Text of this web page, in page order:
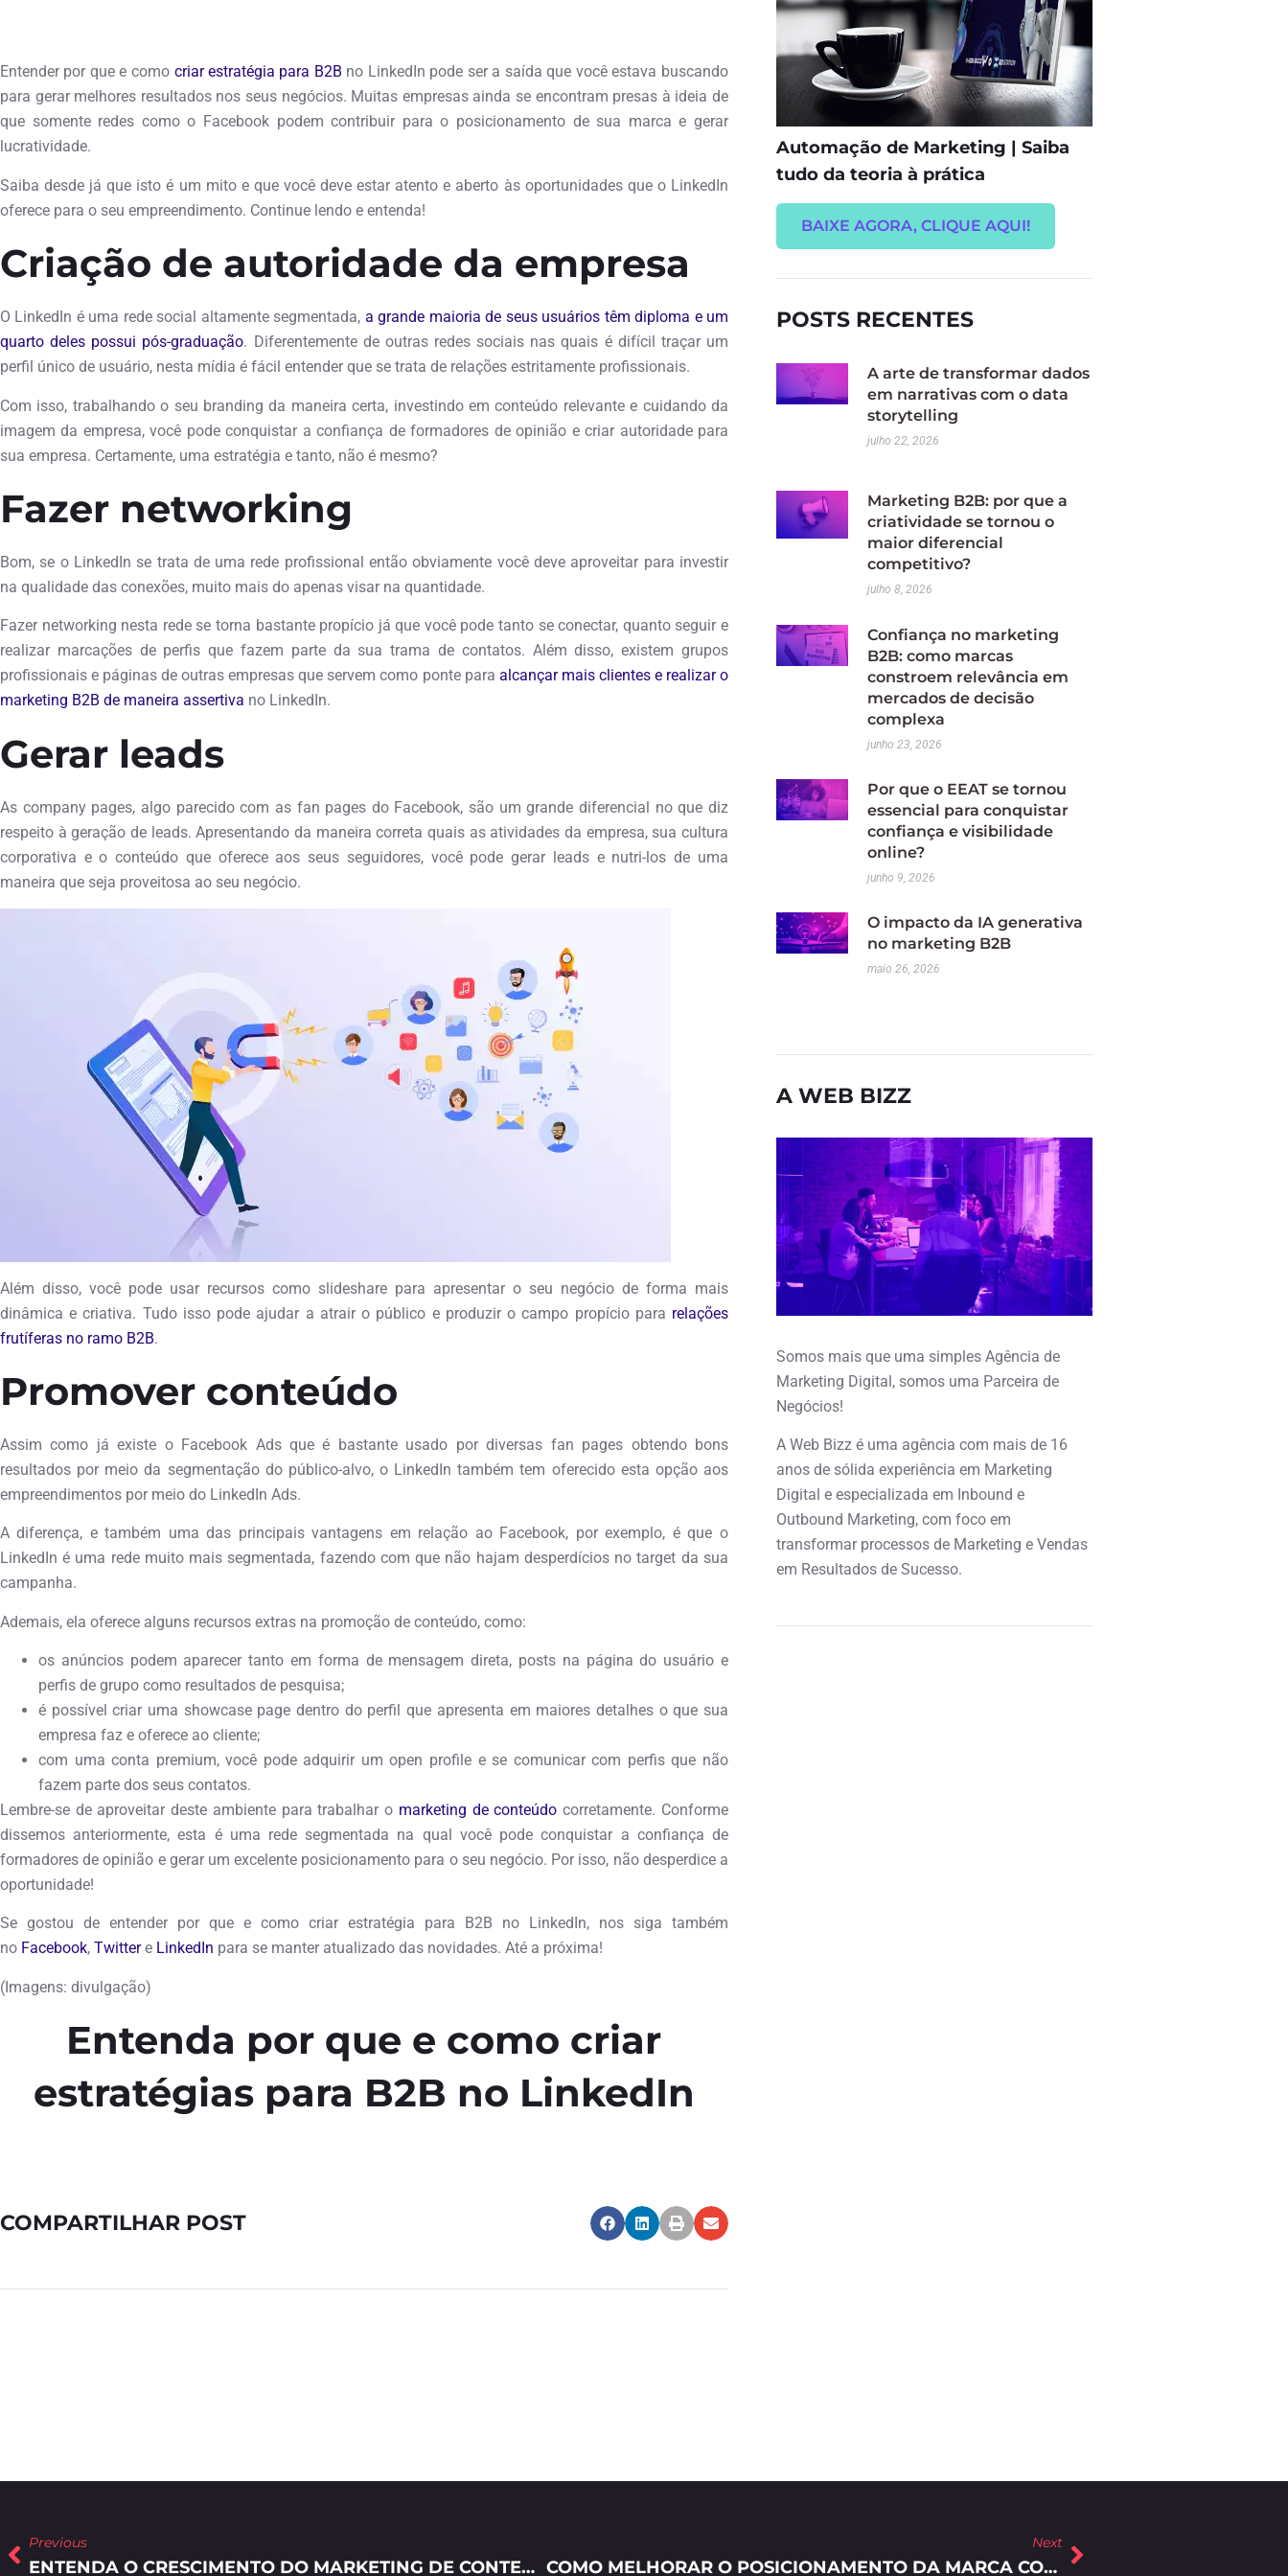
Entender por que e como criar estratégia para B2B no LinkedIn pode ser a saída que você estava buscando
para gerar melhores resultados nos seus negócios. Muitas empresas ainda se encontram presas à ideia de
que somente redes como o Facebook podem contribuir para o posicionamento de sua marca e gerar
lucratividade.
Saiba desde já que isto é um mito e que você deve estar atento e aberto às oportunidades que o LinkedIn
oferece para o seu empreendimento. Continue lendo e entenda!
Criação de autoridade da empresa
O LinkedIn é uma rede social altamente segmentada, a grande maioria de seus usuários têm diploma e um
quarto deles possui pós-graduação. Diferentemente de outras redes sociais nas quais é difícil traçar um
perfil único de usuário, nesta mídia é fácil entender que se trata de relações estritamente profissionais.
Com isso, trabalhando o seu branding da maneira certa, investindo em conteúdo relevante e cuidando da
imagem da empresa, você pode conquistar a confiança de formadores de opinião e criar autoridade para
sua empresa. Certamente, uma estratégia e tanto, não é mesmo?
Fazer networking
Bom, se o LinkedIn se trata de uma rede profissional então obviamente você deve aproveitar para investir
na qualidade das conexões, muito mais do apenas visar na quantidade.
Fazer networking nesta rede se torna bastante propício já que você pode tanto se conectar, quanto seguir e
realizar marcações de perfis que fazem parte da sua trama de contatos. Além disso, existem grupos
profissionais e páginas de outras empresas que servem como ponte para alcançar mais clientes e realizar o
marketing B2B de maneira assertiva no LinkedIn.
Gerar leads
As company pages, algo parecido com as fan pages do Facebook, são um grande diferencial no que diz
respeito à geração de leads. Apresentando da maneira correta quais as atividades da empresa, sua cultura
corporativa e o conteúdo que oferece aos seus seguidores, você pode gerar leads e nutri-los de uma
maneira que seja proveitosa ao seu negócio.
Além disso, você pode usar recursos como slideshare para apresentar o seu negócio de forma mais
dinâmica e criativa. Tudo isso pode ajudar a atrair o público e produzir o campo propício para relações
frutíferas no ramo B2B.
Promover conteúdo
Assim como já existe o Facebook Ads que é bastante usado por diversas fan pages obtendo bons
resultados por meio da segmentação do público-alvo, o LinkedIn também tem oferecido esta opção aos
empreendimentos por meio do LinkedIn Ads.
A diferença, e também uma das principais vantagens em relação ao Facebook, por exemplo, é que o
LinkedIn é uma rede muito mais segmentada, fazendo com que não hajam desperdícios no target da sua
campanha.
Ademais, ela oferece alguns recursos extras na promoção de conteúdo, como:
os anúncios podem aparecer tanto em forma de mensagem direta, posts na página do usuário e
perfis de grupo como resultados de pesquisa;
é possível criar uma showcase page dentro do perfil que apresenta em maiores detalhes o que sua
empresa faz e oferece ao cliente;
com uma conta premium, você pode adquirir um open profile e se comunicar com perfis que não
fazem parte dos seus contatos.
Lembre-se de aproveitar deste ambiente para trabalhar o marketing de conteúdo corretamente. Conforme
dissemos anteriormente, esta é uma rede segmentada na qual você pode conquistar a confiança de
formadores de opinião e gerar um excelente posicionamento para o seu negócio. Por isso, não desperdice a
oportunidade!
Se gostou de entender por que e como criar estratégia para B2B no LinkedIn, nos siga também
no Facebook, Twittere LinkedIn para se manter atualizado das novidades. Até a próxima!
(Imagens: divulgação)
Entenda por que e como criar
estratégias para B2B no LinkedIn
COMPARTILHAR POST
Automação de Marketing | Saiba
tudo da teoria à prática
BAIXE AGORA, CLIQUE AQUI!
POSTS RECENTES
A arte de transformar dados
em narrativas com o data
storytelling
julho 22, 2026
Marketing B2B: por que a
criatividade se tornou o
maior diferencial
competitivo?
julho 8, 2026
Confiança no marketing
B2B: como marcas
constroem relevância em
mercados de decisão
complexa
junho 23, 2026
Por que o EEAT se tornou
essencial para conquistar
confiança e visibilidade
online?
junho 9, 2026
O impacto da IA generativa
no marketing B2B
maio 26, 2026
A WEB BIZZ
Somos mais que uma simples Agência de
Marketing Digital, somos uma Parceira de
Negócios!
A Web Bizz é uma agência com mais de 16
anos de sólida experiência em Marketing
Digital e especializada em Inbound e
Outbound Marketing, com foco em
transformar processos de Marketing e Vendas
em Resultados de Sucesso.
Previous
ENTENDA O CRESCIMENTO DO MARKETING DE CONTEÚDO NO BRASIL
Next
COMO MELHORAR O POSICIONAMENTO DA MARCA COM O MARKETING DE CONTEÚDO